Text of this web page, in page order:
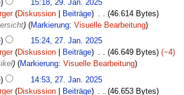
15:18, 29. Jan. 2025
Diskussion Beiträge
46.614 Bytes
Markierung: Visuelle Bearbeitung
15:24, 27. Jan. 2025
Diskussion Beiträge 46.649 Bytes
−4
Markierung: Visuelle Bearbeitung
14:53, 27. Jan. 2025
Diskussion Beiträge
46.653 Bytes